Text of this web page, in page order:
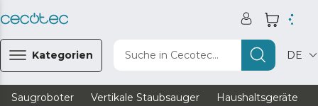
Kategorien Suche in Cecotec... DE
Saugroboter Vertikale Staubsauger Haushaltsgeräte